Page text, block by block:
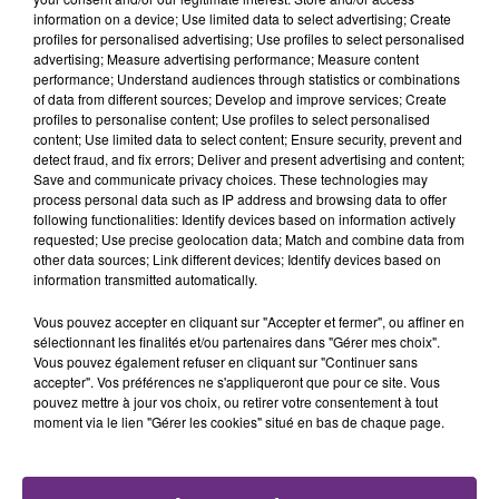
LA CENTRALE NUCLÉAIRE DE CHOOZ
TOUJOURS À L'ARRÊT
Cela fait déjà une semaine que la centrale
nucléaire ardennaise est à l'arrêt. Une situation
justifiée par la sécheresse intense qui est toujours
présente.
LE MAGASIN JOUÉCLUB DE REIMS FERME
SES PORTES
rémois. Le magasin JouéClub est contraint de
information on a device; Use limited data to select advertising; Create
profiles for personalised advertising; Use profiles to select personalised
advertising; Measure advertising performance; Measure content
performance; Understand audiences through statistics or combinations
of data from different sources; Develop and improve services; Create
profiles to personalise content; Use profiles to select personalised
content; Use limited data to select content; Ensure security, prevent and
detect fraud, and fix errors; Deliver and present advertising and content;
Save and communicate privacy choices. These technologies may
process personal data such as IP address and browsing data to offer
following functionalities: Identify devices based on information actively
requested; Use precise geolocation data; Match and combine data from
other data sources; Link different devices; Identify devices based on
information transmitted automatically.
Vous pouvez accepter en cliquant sur "Accepter et fermer", ou affiner en
sélectionnant les finalités et/ou partenaires dans "Gérer mes choix".
Vous pouvez également refuser en cliquant sur "Continuer sans
accepter". Vos préférences ne s'appliqueront que pour ce site. Vous
pouvez mettre à jour vos choix, ou retirer votre consentement à tout
moment via le lien "Gérer les cookies" situé en bas de chaque page.